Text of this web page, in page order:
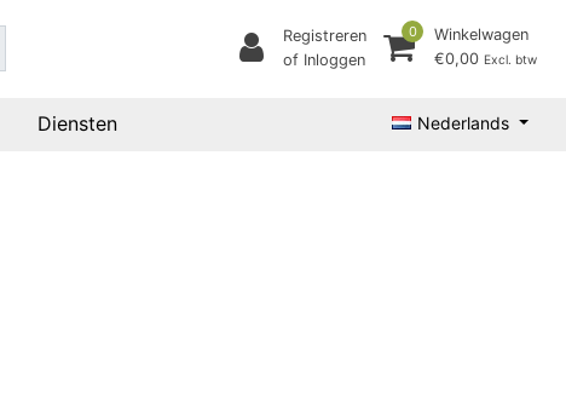
Registreren
of Inloggen
0
Winkelwagen
€0,00 Excl. btw
Diensten Nederlands